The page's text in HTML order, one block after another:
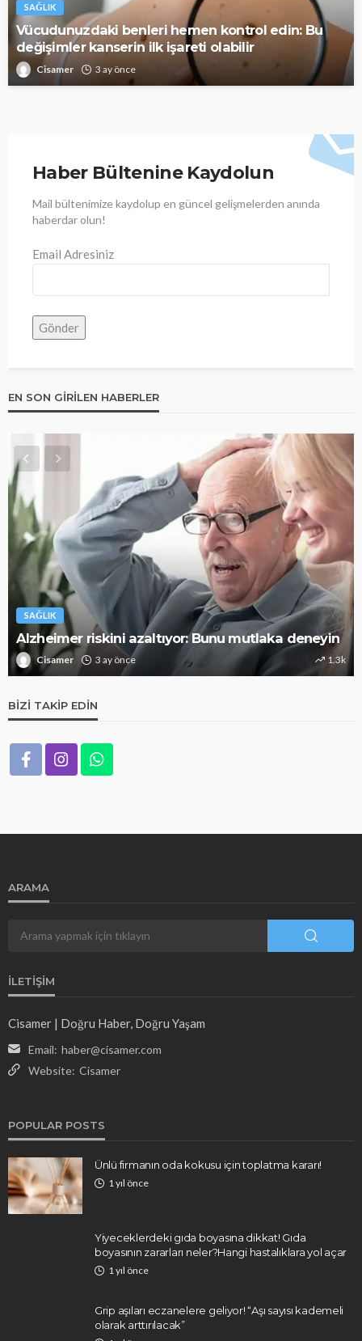
SAĞLIK
Vücudunuzdaki benleri hemen kontrol edin: Bu
değişimler kanserin ilk işareti olabilir
Cisamer 3 ay önce
Haber Bültenine Kaydolun
Mail bültenimize kaydolup en güncel gelişmelerden anında
haberdar olun!
Email Adresiniz
EN SON GIRILEN HABERLER
SAĞLIK
Alzheimer riskini azaltıyor: Bunu mutlaka deneyin
Cisamer 3 ay önce 1.3k
BIZI TAKIP EDIN
ARAMA
İLETIŞIM
Cisamer | Doğru Haber, Doğru Yaşam
Email: haber@cisamer.com
Website: Cisamer
POPULAR POSTS
Ünlü firmanın oda kokusu için toplatma kararı!
1 yıl önce
Yiyeceklerdeki gıda boyasına dikkat! Gıda
boyasının zararları neler?Hangi hastalıklara yol açar
1 yıl önce
Grip aşıları eczanelere geliyor! “Aşı sayısı kademeli
olarak arttırılacak”